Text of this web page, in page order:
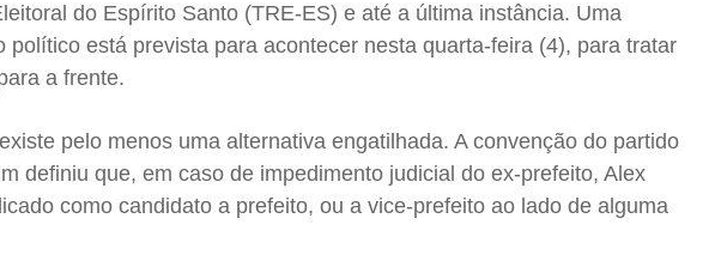
do Espírito Santo (TRE-ES) e até a última instância. Uma
político está prevista para acontecer nesta quarta-feira (4), para tratar
a frente.
pelo menos uma alternativa engatilhada. A convenção do partido
definiu que, em caso de impedimento judicial do ex-prefeito, Alex
como candidato a prefeito, ou a vice-prefeito ao lado de alguma